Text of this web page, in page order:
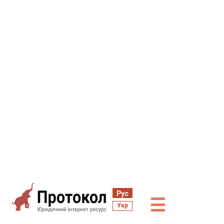
Рус
Укр ☰